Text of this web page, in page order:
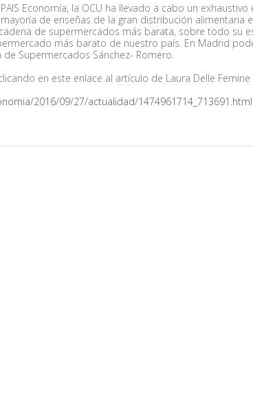
Economía, la OCU ha llevado a cabo un
de enseñas de la gran distribución alimentaria
de supermercados más barata, sobre todo su
más barato de nuestro país. En Madrid
Supermercados Sánchez- Romero.
en este enlace al artículo de Laura Delle Femine
2016/09/27/actualidad/1474961714_713691.html